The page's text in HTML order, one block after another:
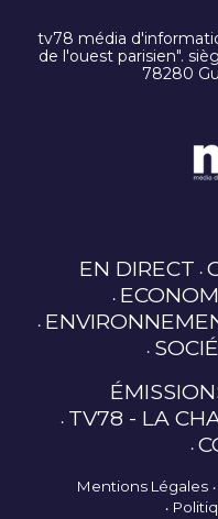
tv78 média
de l'ouest parisien".
78280
EN DIRECT
TV78 - LA
Mentions Légales